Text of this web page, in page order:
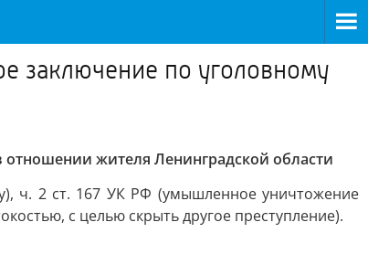
заключение по уголовному
жителя Ленинградской области
ч. 2 ст. 167 УК РФ (умышленное уничтожение
с целью скрыть другое преступление).